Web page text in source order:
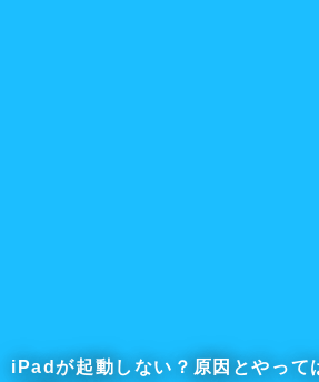
iPadが起動しない？原因とやって